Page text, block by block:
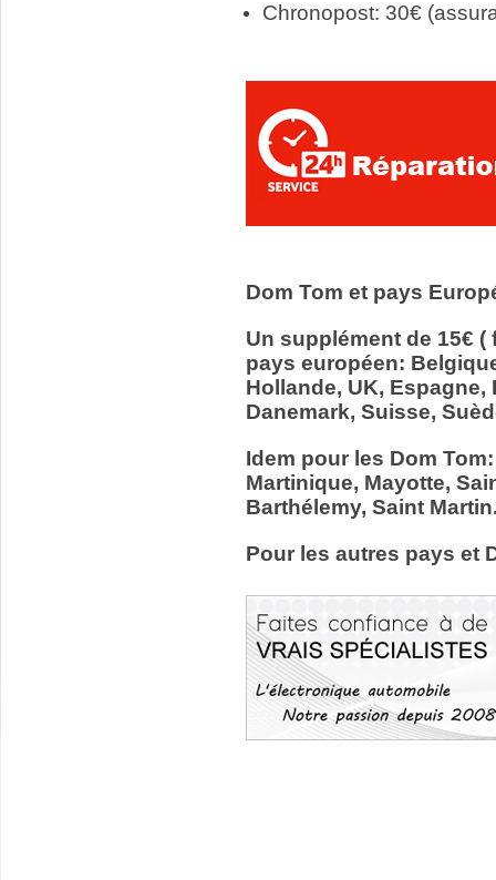
Chronopost: 30€
Dom Tom et pays
Un supplément de 15€
pays européen:
Hollande, UK,
Danemark, Suisse,
Idem pour les Dom
Martinique, Mayotte,
Barthélemy, Saint
Pour les autres pays et